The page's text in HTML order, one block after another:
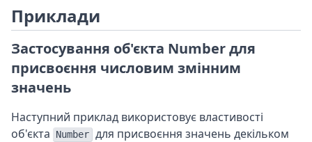
Приклади
Застосування об'єкта Number для
присвоєння числовим змінним
значень
Наступний приклад використовує властивості
об'єкта
Number для присвоєння значень декільком